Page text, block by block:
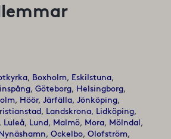
Boxholm Eskilstuna
Göteborg Helsingborg
Höör Järfälla Jönköping
Landskrona Lidköping
Luleå Lund Malmö Mora Mölndal
Ockelbo Olofström